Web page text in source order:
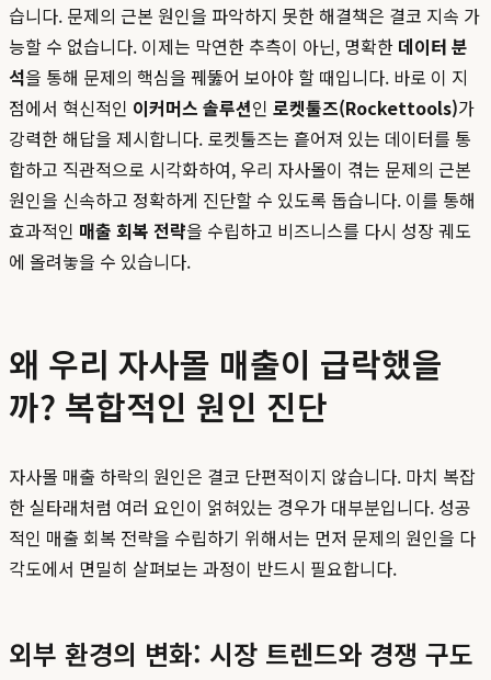
습니다. 문제의 근본 원인을 파악하지 못한 해결책은 결코 지속 가
능할 수 없습니다. 이제는 막연한 추측이 아닌, 명확한 데이터 분
석을 통해 문제의 핵심을 꿰뚫어 보아야 할 때입니다. 바로 이 지
점에서 혁신적인 이커머스 솔루션인 로켓툴즈(Rockettools)가
강력한 해답을 제시합니다. 로켓툴즈는 흩어져 있는 데이터를 통
합하고 직관적으로 시각화하여, 우리 자사몰이 겪는 문제의 근본
원인을 신속하고 정확하게 진단할 수 있도록 돕습니다. 이를 통해
효과적인 매출 회복 전략을 수립하고 비즈니스를 다시 성장 궤도
에 올려놓을 수 있습니다.
왜 우리 자사몰 매출이 급락했을
까? 복합적인 원인 진단
자사몰 매출 하락의 원인은 결코 단편적이지 않습니다. 마치 복잡
한 실타래처럼 여러 요인이 얽혀있는 경우가 대부분입니다. 성공
적인 매출 회복 전략을 수립하기 위해서는 먼저 문제의 원인을 다
각도에서 면밀히 살펴보는 과정이 반드시 필요합니다.
외부 환경의 변화: 시장 트렌드와 경쟁 구도